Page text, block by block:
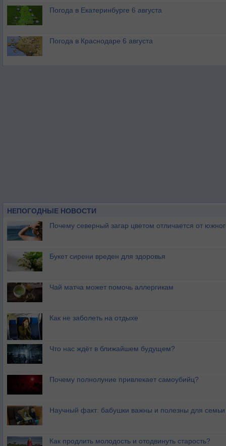
Погода в Екатеринбурге 6 августа
Погода в Краснодаре 6 августа
НЕПОГОДНЫЕ НОВОСТИ
Почему северный загар цветом отличается от
Букет сирени вреден для здоровья
Чай матча может помочь аллергикам
Как не заболеть на отдыхе
Что нас ждёт в ближайшем будущем?
Почему полнолуние привлекает самоубийц?
Научный факт: бабушки важны и полезны для семьи
Как продлить молодость и отодвинуть старость?